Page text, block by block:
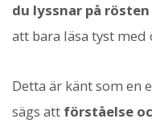
du lyssnar på
att bara läsa tyst med
Detta är känt som en
sägs att förståelse